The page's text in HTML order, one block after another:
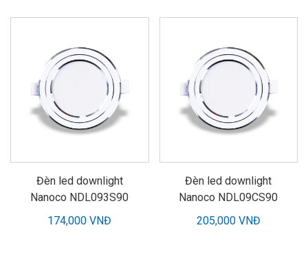
Đèn led downlight
Nanoco NDL093S90
174,000 VNĐ
Đèn led downlight
Nanoco NDL09CS90
205,000 VNĐ